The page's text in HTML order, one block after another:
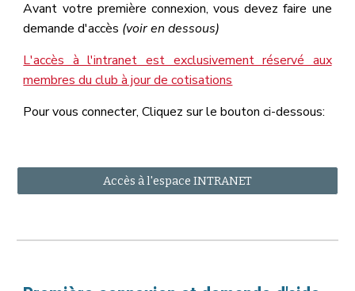
Avant votre première connexion, vous devez faire une
demande d'accès (voir en dessous)
L'accès à l'intranet est exclusivement réservé aux
membres du club à jour de cotisations
Pour vous connecter, Cliquez sur le bouton ci-dessous:
Accès à l'espace INTRANET